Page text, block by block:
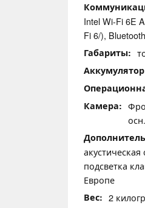
Intel Wi-Fi 6E
Fi 6/),
Габариты
Аккумулятор
Камера
акустическая
подсветка
Европе
Вес 2